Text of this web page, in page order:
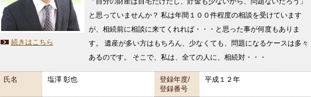
と思っていませんか？ 私は年間１００件程度の相談を受けています
が、相続前に相談に来てくれれば・・・と思った事が何度もありま
す。 遺産が多い方はもちろん、少なくても、問題になるケースは多々
あるのです。 そこで、私は、全ての人に、相続対・・・
続きはこちら
氏名 塩澤 彰也
登録年度/
登録番号
平成１２年